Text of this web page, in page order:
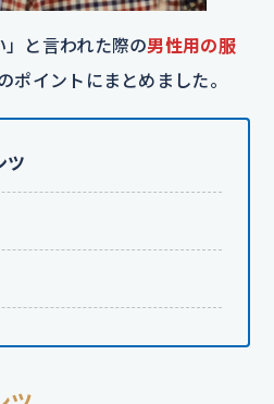
」と言われた際の男性用の服
ポイントにまとめました。
ツ